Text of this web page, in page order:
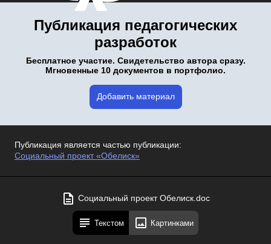
Публикация педагогических
разработок
Бесплатное участие. Свидетельство автора сразу.
Мгновенные 10 документов в портфолио.
Добавить материал
Публикация является частью публикации:
Социальный проект «Обелиск»
Социальный проект Обелиск.doc
Текстом Картинками